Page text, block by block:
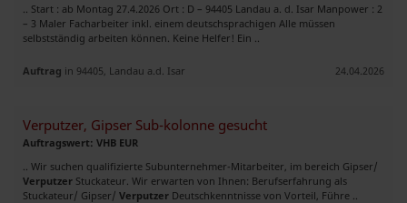
.. Start : ab Montag 27.4.2026 Ort : D – 94405 Landau a. d. Isar Manpower : 2
– 3 Maler Facharbeiter inkl. einem deutschsprachigen Alle müssen
selbstständig arbeiten können. Keine Helfer! Ein ..
Auftrag in 94405, Landau a.d. Isar 24.04.2026
Verputzer, Gipser Sub-kolonne gesucht
Auftragswert: VHB EUR
.. Wir suchen qualifizierte Subunternehmer-Mitarbeiter, im bereich Gipser/
Verputzer Stuckateur. Wir erwarten von Ihnen: Berufserfahrung als
Stuckateur/ Gipser/ Verputzer Deutschkenntnisse von Vorteil, Führe ..